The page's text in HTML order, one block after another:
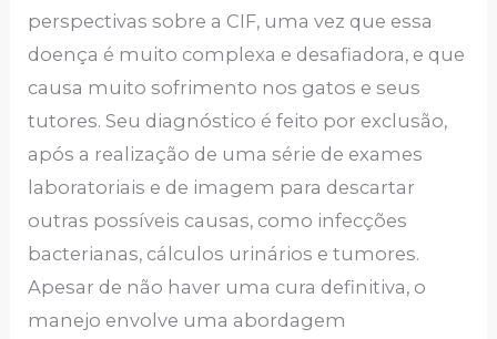
perspectivas sobre a CIF, uma vez que essa
doença é muito complexa e desafiadora, e que
causa muito sofrimento nos gatos e seus
tutores. Seu diagnóstico é feito por exclusão,
após a realização de uma série de exames
laboratoriais e de imagem para descartar
outras possíveis causas, como infecções
bacterianas, cálculos urinários e tumores.
Apesar de não haver uma cura definitiva, o
manejo envolve uma abordagem